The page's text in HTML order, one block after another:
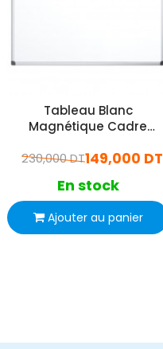
Tableau Blanc
Magnétique Cadre
Cm
149,000 DT
230,000 DT
En stock
Ajouter au panier